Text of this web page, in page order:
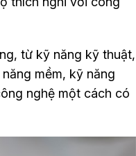
từ kỹ năng kỹ thuật,
mềm, kỹ năng
nghệ một cách có